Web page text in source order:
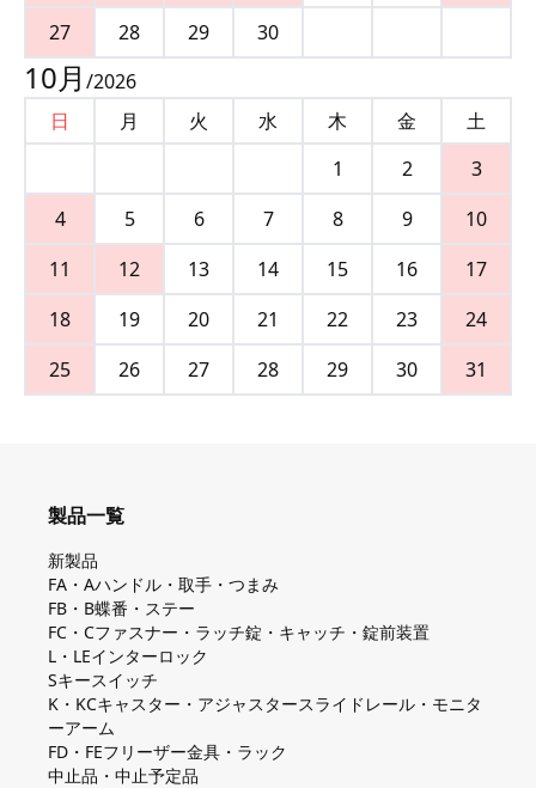
27
28 29 30
10月 /2026
日
月 火 水 木 金
土
1
2
3
4
5 6 7 8 9
10
11
12 13 14 15 16
17
18
19 20 21 22 23
24
25
26 27 28 29 30 31
製品一覧
新製品
FA・Aハンドル・取手・つまみ
FB・B蝶番・ステー
FC・Cファスナー・ラッチ錠・キャッチ・錠前装置
L・LEインターロック
Sキースイッチ
K・KCキャスター・アジャスタースライドレール・モニタ
ーアーム
FD・FEフリーザー金具・ラック
中止品・中止予定品